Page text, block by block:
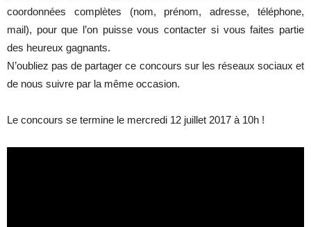
coordonnées complètes (nom, prénom, adresse, téléphone,
mail), pour que l’on puisse vous contacter si vous faites partie
des heureux gagnants.
N’oubliez pas de partager ce concours sur les réseaux sociaux et
de nous suivre par la même occasion.
Le concours se termine le mercredi 12 juillet 2017 à 10h !